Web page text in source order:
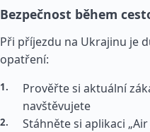
Bezpečnost během
Při příjezdu na Ukrajinu je
opatření:
Prověřte si aktuální
navštěvujete
Stáhněte si aplikaci